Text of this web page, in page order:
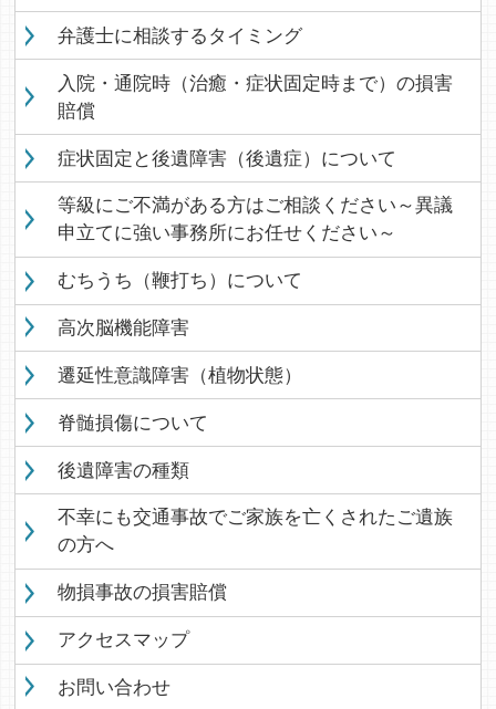
弁護士に相談するタイミング
入院・通院時（治癒・症状固定時まで）の損害
賠償
症状固定と後遺障害（後遺症）について
等級にご不満がある方はご相談ください～異議
申立てに強い事務所にお任せください～
むちうち（鞭打ち）について
高次脳機能障害
遷延性意識障害（植物状態）
脊髄損傷について
後遺障害の種類
不幸にも交通事故でご家族を亡くされたご遺族
の方へ
物損事故の損害賠償
アクセスマップ
お問い合わせ